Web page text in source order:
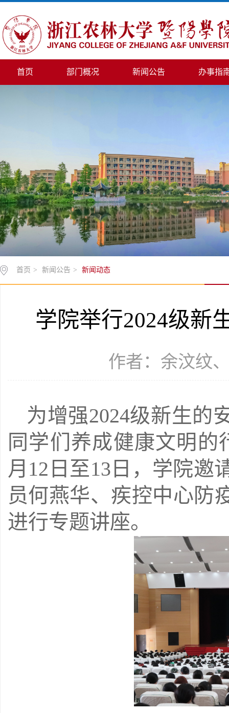
首页 部门概况 新闻公告 办事指
首页 > 新闻公告 > 新闻动态
学院举行2024级新
作者：余汶纹
为增强2024级新生的
同学们养成健康文明
月12日至13日，学院邀
员何燕华、疾控中心防
进行专题讲座。